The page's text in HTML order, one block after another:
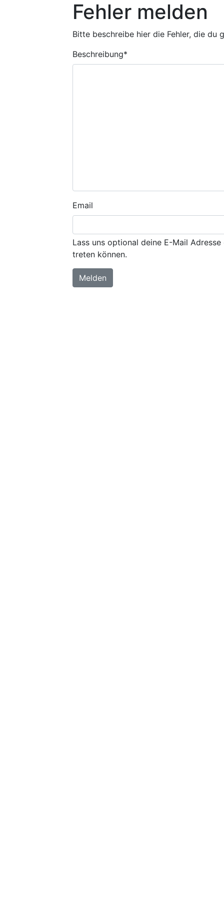
Fehler melden
Bitte beschreibe hier die Fehler, die du
Beschreibung*
Email
Lass uns optional deine E-Mail
treten können.
Melden